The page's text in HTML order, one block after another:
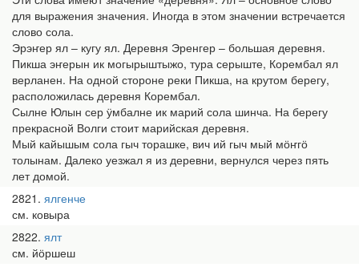
для выражения значения. Иногда в этом значении встречается
слово сола.
Эрэҥер ял – кугу ял. Деревня Эренгер – большая деревня.
Пикша эҥерын ик могырыштыжо, тура серыште, Корембал ял
верланен. На одной стороне реки Пикша, на крутом берегу,
расположилась деревня Корембал.
Сылне Юлын сер ӱмбалне ик марий сола шинча. На берегу
прекрасной Волги стоит марийская деревня.
Мый кайышым сола гыч торашке, вич ий гыч мый мӧҥгӧ
толынам. Далеко уезжал я из деревни, вернулся через пять
лет домой.
2821 ялгенче
см. ковыра
2822 ялт
см. йӧршеш